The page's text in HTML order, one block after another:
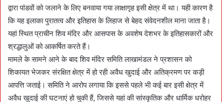
द्वारा पांडवों को जलाने के लिए बनवाया गया लाक्षागृह इसी क्षेत्र में था। यही कारण है
कि यह इलाका पुरातत्व और इतिहास के लिहाज से बेहद संवेदनशील माना जाता है।
यहां स्थित प्राचीन शिव मंदिर और आसपास के अवशेष देशभर के इतिहासकारों और
श्रद्धालुओं को आकर्षित करते हैं।
मामले के सामने आने के बाद शिव मंदिर समिति लाखामंडल ने प्रशासन को
शिकायत भेजकर संरक्षित क्षेत्र में हो रही अवैध खुदाई और अतिक्रमण पर कड़ी
आपत्ति जताई। समिति ने आरोप लगाया कि इससे पहले भी कई बार इसी क्षेत्र में
अवैध खुदाई की घटनाएं हो चुकी हैं, जिससे यहां की सांस्कृतिक और धार्मिक धरोहर